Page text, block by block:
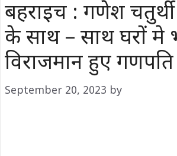
बहराइच : गणेश चतुर्थी
के साथ – साथ घरों मे
विराजमान हुए गणपति
September 20, 2023 by